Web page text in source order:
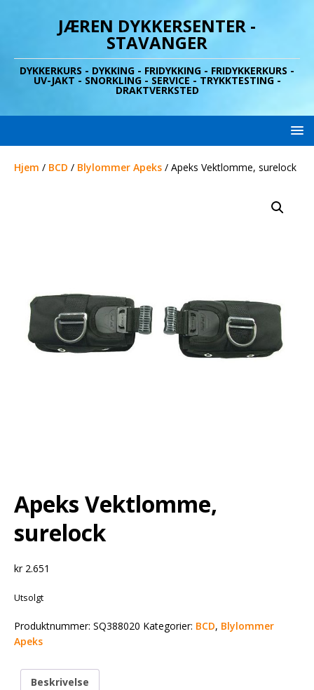
JÆREN DYKKERSENTER -
STAVANGER
DYKKERKURS - DYKKING - FRIDYKKING - FRIDYKKERKURS -
UV-JAKT - SNORKLING - SERVICE - TRYKKTESTING -
DRAKTVERKSTED
Hjem / BCD / Blylommer Apeks / Apeks Vektlomme, surelock
Apeks Vektlomme,
surelock
kr2.651
Utsolgt
Produktnummer: SQ388020 Kategorier: BCD, Blylommer
Apeks
Beskrivelse